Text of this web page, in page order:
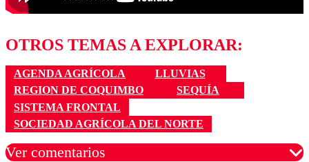
OTROS TEMAS A EXPLORAR:
AGENDA AGRÍCOLA
LLUVIAS
REGION DE COQUIMBO
SEQUÍA
SISTEMA FRONTAL
SOCIEDAD AGRÍCOLA DEL NORTE
Ver comentarios